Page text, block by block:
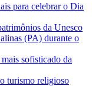
para celebrar o Dia
da Unesco
(PA) durante o
sofisticado da
turismo religioso